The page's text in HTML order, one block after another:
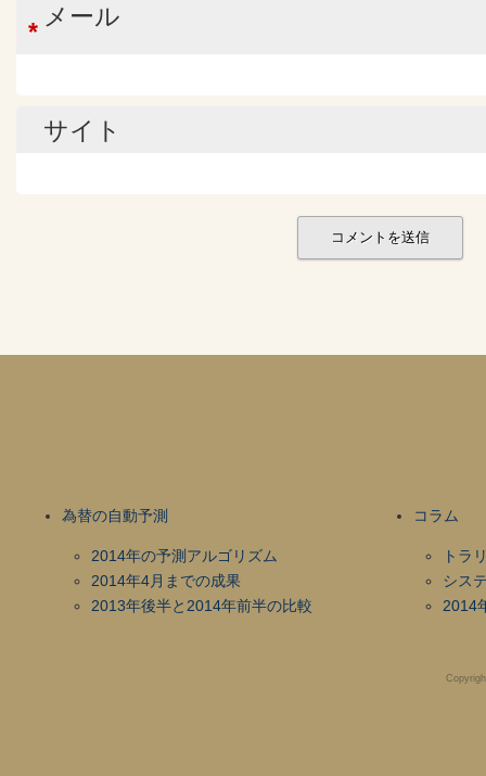
メール
*
サイト
為替の自動予測
2014年の予測アルゴリズム
2014年4月までの成果
2013年後半と2014年前半の比較
コラム
トラ
シス
2014